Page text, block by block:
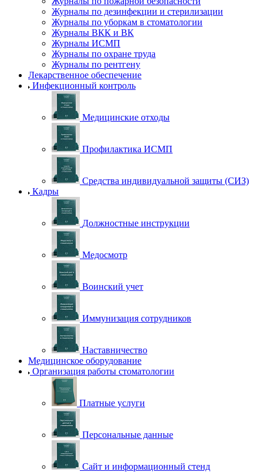
Журналы по дезинфекции и стерилизации
Журналы по уборкам в стоматологии
Журналы ВКК и ВК
Журналы ИСМП
Журналы по охране труда
Журналы по рентгену
Лекарственное обеспечение
Инфекционный контроль
Медицинские отходы
Профилактика ИСМП
Средства индивидуальной защиты (СИЗ)
Кадры
Должностные инструкции
Медосмотр
Воинский учет
Иммунизация сотрудников
Наставничество
Медицинское оборудование
Организация работы стоматологии
Платные услуги
Персональные данные
Сайт и информационный стенд